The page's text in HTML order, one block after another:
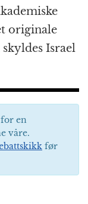
originale
Israel
en
våre.
før